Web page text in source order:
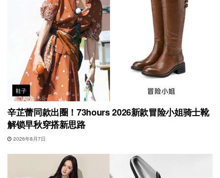
鞋子
辛芷蕾同款出圈！73hours 2026新款冒险小姐骑士靴
解锁早秋穿搭新思路
2026年8月7日